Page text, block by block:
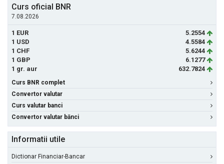
Curs oficial BNR
7.08.2026
1 EUR
5.2554
1 USD
4.5584
1 CHF
5.6244
1 GBP
6.1277
1 gr. aur
632.7824
Curs BNR complet
Convertor valutar
Curs valutar banci
Convertor valutar bănci
Informatii utile
Dictionar Financiar-Bancar